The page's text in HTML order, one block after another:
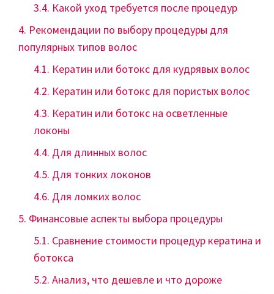
Какой уход требуется после процедур
Рекомендации по выбору процедуры для
популярных типов волос
Кератин или ботокс для кудрявых волос
Кератин или ботокс для пористых волос
Кератин или ботокс на осветленные
локоны
Для длинных волос
Для тонких локонов
Для ломких волос
Финансовые аспекты выбора процедуры
Сравнение стоимости процедур кератина и
ботокса
Анализ, что дешевле и что дороже